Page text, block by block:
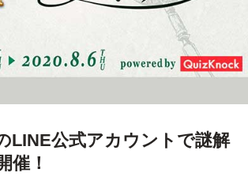
LINE公式アカウントで謎解
催！